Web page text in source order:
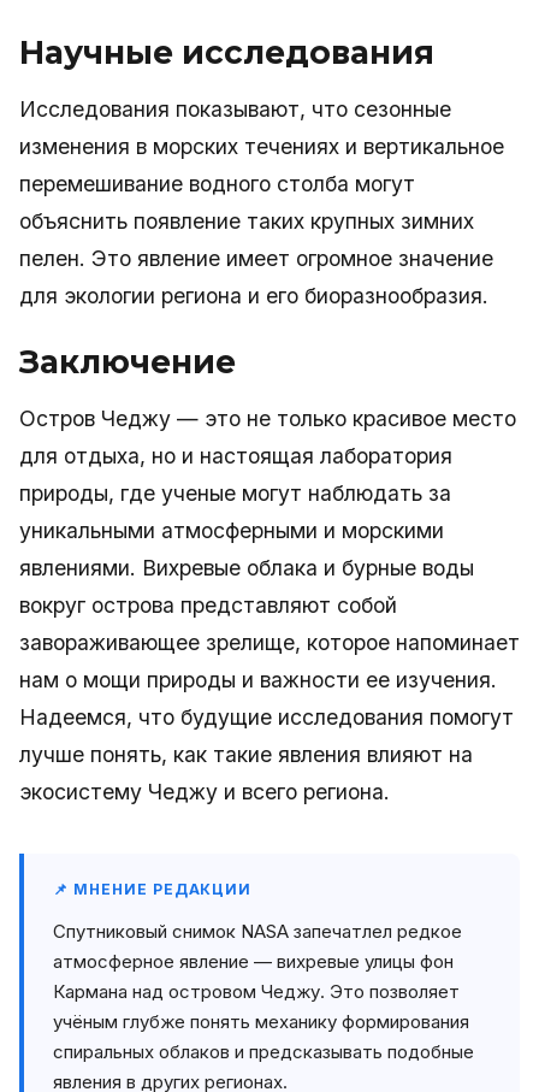
Научные исследования
Исследования показывают, что сезонные
изменения в морских течениях и вертикальное
перемешивание водного столба могут
объяснить появление таких крупных зимних
пелен. Это явление имеет огромное значение
для экологии региона и его биоразнообразия.
Заключение
Остров Чеджу — это не только красивое место
для отдыха, но и настоящая лаборатория
природы, где ученые могут наблюдать за
уникальными атмосферными и морскими
явлениями. Вихревые облака и бурные воды
вокруг острова представляют собой
завораживающее зрелище, которое напоминает
нам о мощи природы и важности ее изучения.
Надеемся, что будущие исследования помогут
лучше понять, как такие явления влияют на
экосистему Чеджу и всего региона.
📌 МНЕНИЕ РЕДАКЦИИ
Спутниковый снимок NASA запечатлел редкое
атмосферное явление — вихревые улицы фон
Кармана над островом Чеджу. Это позволяет
учёным глубже понять механику формирования
спиральных облаков и предсказывать подобные
явления в других регионах.